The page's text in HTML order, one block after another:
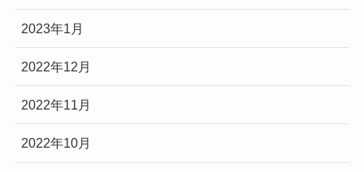
2023年1月
2022年12月
2022年11月
2022年10月